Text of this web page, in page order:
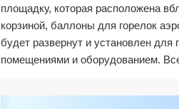
площадку, которая расположена
корзиной, баллоны для горелок
будет развернут и установлен
помещениями и оборудованием.